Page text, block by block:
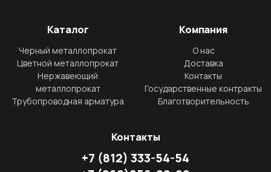
Каталог
Черный металлопрокат
Цветной металлопрокат
Нержавеющий
металлопрокат
Трубопроводная арматура
Компания
О нас
Доставка
Контакты
Государственные контракты
Благотворительность
Контакты
+7 (812) 333-54-54